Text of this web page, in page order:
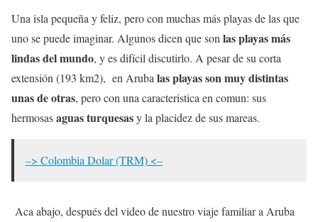
Una isla pequeña y feliz, pero con muchas más playas de las que
uno se puede imaginar. Algunos dicen que sonlas playas más
lindas del mundo, y es difícil discutirlo. A pesar de su corta
extensión (193 km2), en Arubalas playas son muy distintas
unas de otras, pero con una caracteristica en comun: sus
hermosasaguas turquesasy la placidez de sus mareas.
–> Colombia Dolar (TRM) <–
Aca abajo, después del video de nuestro viaje familiar a Aruba